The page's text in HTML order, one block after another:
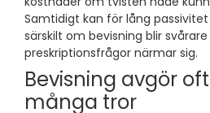
Samtidigt kan för lång
särskilt om bevisning blir
preskriptionsfrågor närmar sig.
Bevisning avgör
många tror